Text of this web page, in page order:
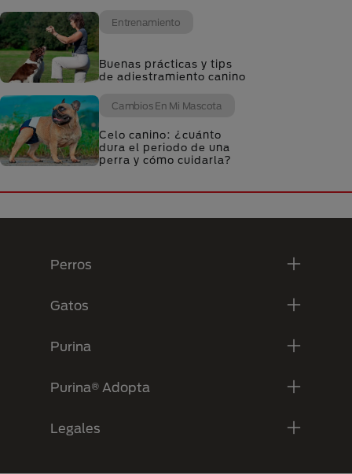
Entrenamiento
Buenas prácticas y tips
de adiestramiento canino
Cambios En Mi Mascota
Celo canino: ¿cuánto
dura el periodo de una
perra y cómo cuidarla?
Perros
Gatos
Purina
Purina® Adopta
Legales